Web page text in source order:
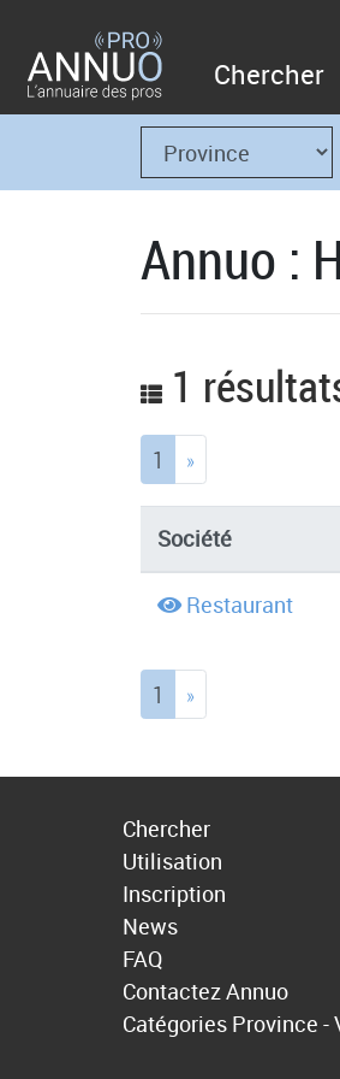
Chercher
Annuo :
1
1 (current)
»
Société
Restaurant
1 (current)
»
Chercher
Utilisation
Inscription
News
FAQ
Contactez Annuo
Catégories Province -